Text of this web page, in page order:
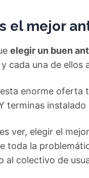
el mejor
elegir un buen
cada una de ellos
enorme oferta
terminas
ver, elegir el
toda la
al colectivo de